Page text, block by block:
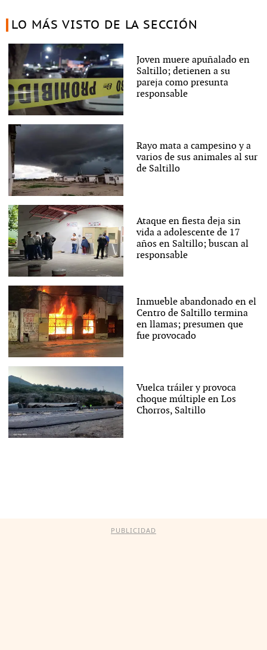
LO MÁS VISTO DE LA SECCIÓN
Joven muere apuñalado en
Saltillo; detienen a su
pareja como presunta
responsable
Rayo mata a campesino y a
varios de sus animales al sur
de Saltillo
Ataque en fiesta deja sin
vida a adolescente de 17
años en Saltillo; buscan al
responsable
Inmueble abandonado en el
Centro de Saltillo termina
en llamas; presumen que
fue provocado
Vuelca tráiler y provoca
choque múltiple en Los
Chorros, Saltillo
PUBLICIDAD